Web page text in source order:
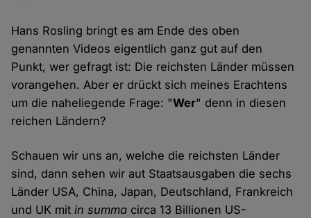
Hans Rosling bringt es am Ende des oben
genannten Videos eigentlich ganz gut auf den
Punkt, wer gefragt ist: Die reichsten Länder müssen
vorangehen. Aber er drückt sich meines Erachtens
um die naheliegende Frage: "Wer" denn in diesen
reichen Ländern?
Schauen wir uns an, welche die reichsten Länder
sind, dann sehen wir aut Staatsausgaben die sechs
Länder USA, China, Japan, Deutschland, Frankreich
und UK mitin summa circa 13 Billionen US-